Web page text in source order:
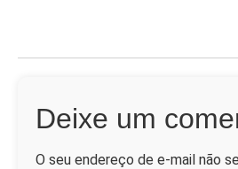
Deixe um
O seu endereço de e-mail não